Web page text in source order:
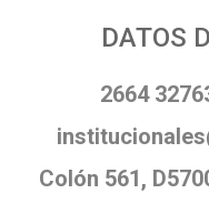
DATOS
2664
Colón 561,